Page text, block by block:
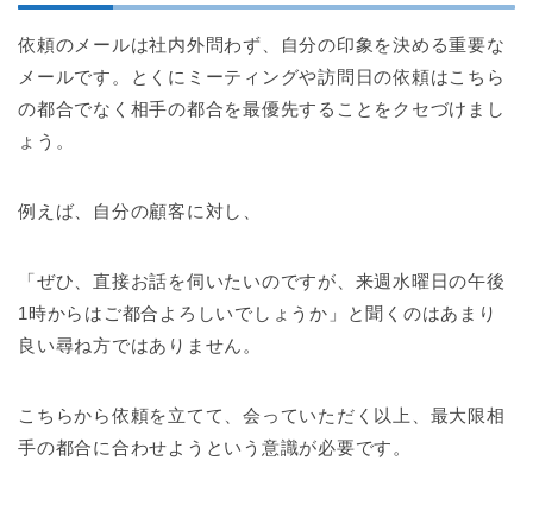
依頼のメールは社内外問わず、自分の印象を決める重要な
メールです。とくにミーティングや訪問日の依頼はこちら
の都合でなく相手の都合を最優先することをクセづけまし
ょう。
例えば、自分の顧客に対し、
「ぜひ、直接お話を伺いたいのですが、来週水曜日の午後
1時からはご都合よろしいでしょうか」と聞くのはあまり
良い尋ね方ではありません。
こちらから依頼を立てて、会っていただく以上、最大限相
手の都合に合わせようという意識が必要です。